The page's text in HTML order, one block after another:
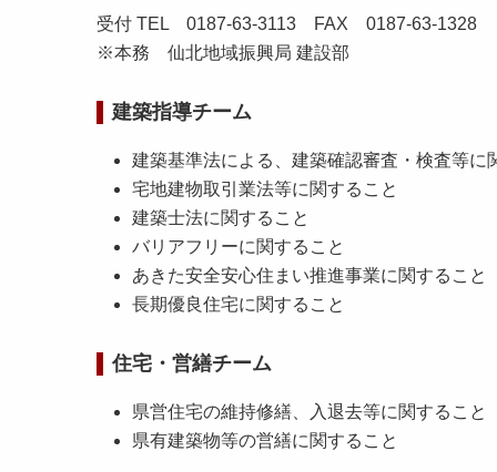
受付 TEL 0187-63-3113 FAX 0187-63-1328
※本務 仙北地域振興局 建設部
建築指導チーム
建築基準法による、建築確認審査・検査等に
宅地建物取引業法等に関すること
建築士法に関すること
バリアフリーに関すること
あきた安全安心住まい推進事業に関すること
長期優良住宅に関すること
住宅・営繕チーム
県営住宅の維持修繕、入退去等に関すること
県有建築物等の営繕に関すること